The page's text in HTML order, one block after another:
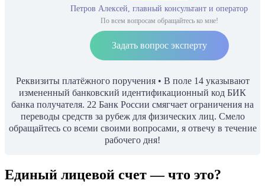
Петров Алексей, главный консультант и оператор
По всем вопросам обращайтесь ко мне!
Задать вопрос эксперту
Реквизиты платёжного поручения • В поле 14 указывают
измененный банковский идентификационный код БИК
банка получателя. 22 Банк России смягчает ограничения на
переводы средств за рубеж для физических лиц. Смело
обращайтесь со всеми своими вопросами, я отвечу в течение
рабочего дня!
Единый лицевой счет — что это?